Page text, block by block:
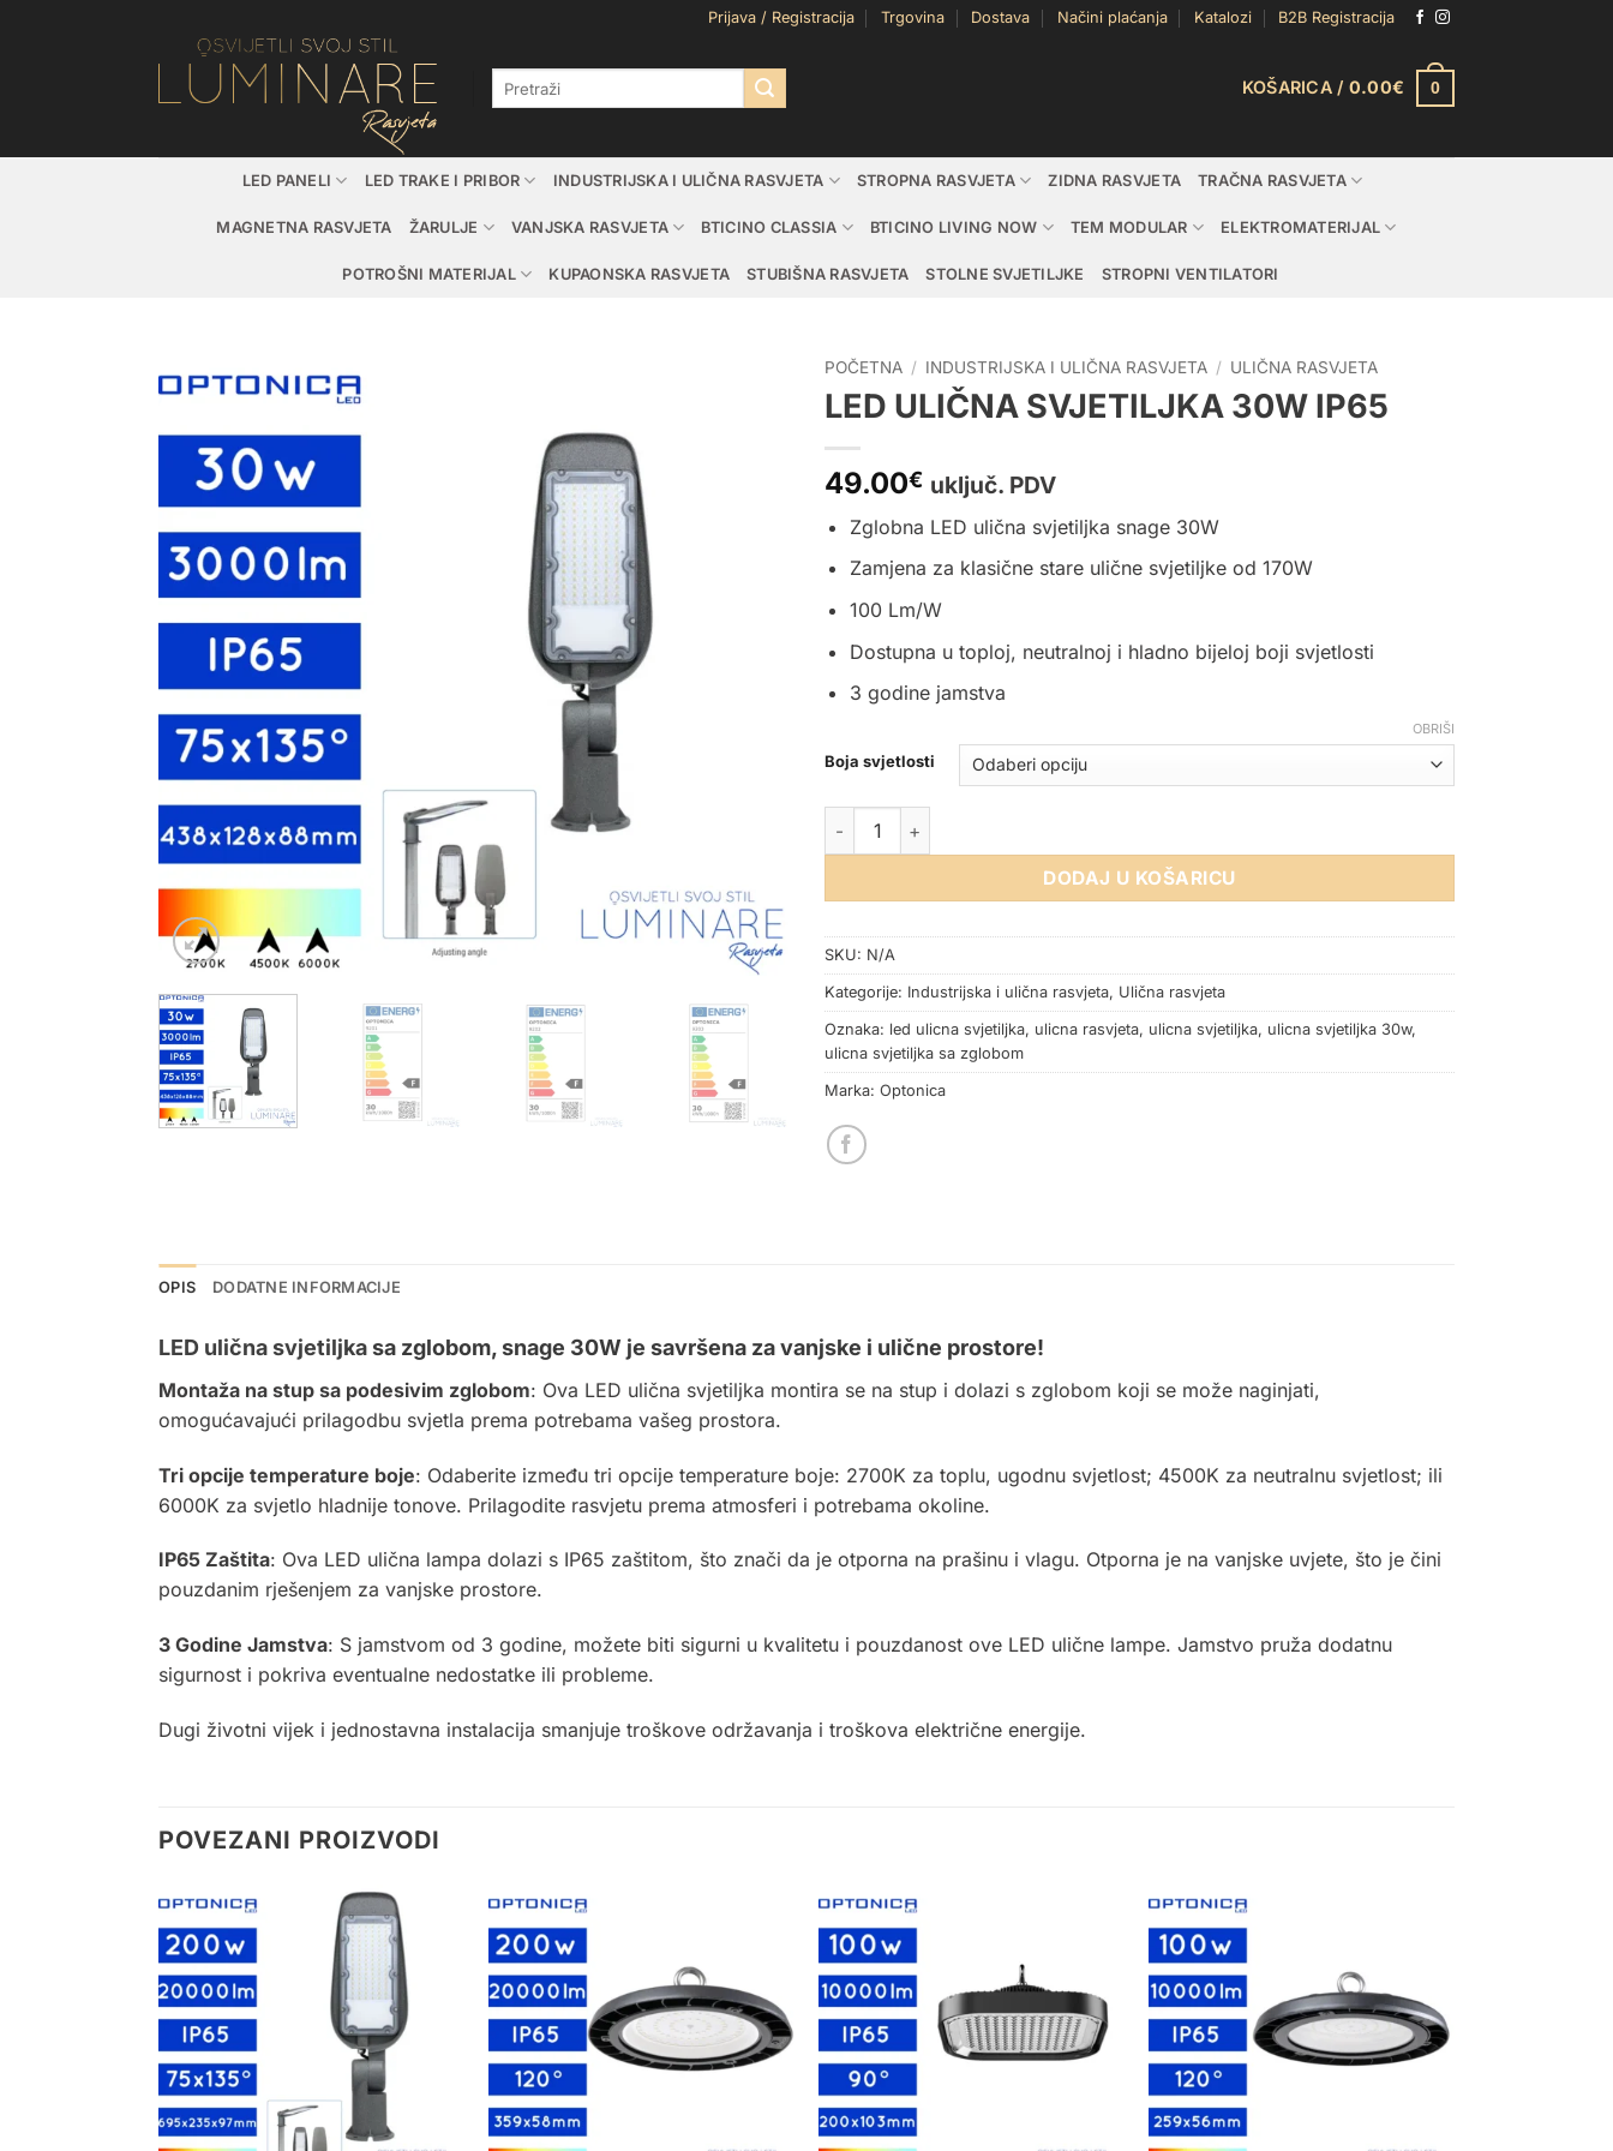
Prijava / Registracija Trgovina Dostava Načini plaćanja Katalozi B2B Registracija
KOŠARICA / 0.00€ 0
LED PANELI LED TRAKE I PRIBOR INDUSTRIJSKA I ULIČNA RASVJETA STROPNA RASVJETA ZIDNA RASVJETA TRAČNA RASVJETA
MAGNETNA RASVJETA ŽARULJE VANJSKA RASVJETA BTICINO CLASSIA BTICINO LIVING NOW TEM MODULAR ELEKTROMATERIJAL
POTROŠNI MATERIJAL KUPAONSKA RASVJETA STUBIŠNA RASVJETA STOLNE SVJETILJKE STROPNI VENTILATORI
POČETNA / INDUSTRIJSKA I ULIČNA RASVJETA / ULIČNA RASVJETA
LED ULIČNA SVJETILJKA 30W IP65
49.00€ uključ. PDV
Zglobna LED ulična svjetiljka snage 30W
Zamjena za klasične stare ulične svjetiljke od 170W
100 Lm/W
Dostupna u toploj, neutralnoj i hladno bijeloj boji svjetlosti
3 godine jamstva
Boja svjetlosti
OBRIŠI
LED ULIČNA SVJETILJKA 30W IP65 količina
DODAJ U KOŠARICU
SKU: N/A
Kategorije: Industrijska i ulična rasvjeta, Ulična rasvjeta
Oznaka: led ulicna svjetiljka, ulicna rasvjeta, ulicna svjetiljka, ulicna svjetiljka 30w,
ulicna svjetiljka sa zglobom
Marka: Optonica
OPIS DODATNE INFORMACIJE
LED ulična svjetiljkasa zglobom, snage 30W je savršena za vanjske i ulične prostore!
Montaža na stup sa podesivim zglobom: Ova LED ulična svjetiljka montira se na stup i dolazi s zglobom koji se može naginjati,
omogućavajući prilagodbu svjetla prema potrebama vašeg prostora.
Tri opcije temperature boje: Odaberite između tri opcije temperature boje: 2700K za toplu, ugodnu svjetlost; 4500K za neutralnu svjetlost; ili
6000K za svjetlo hladnije tonove. Prilagodite rasvjetu prema atmosferi i potrebama okoline.
IP65 Zaštita: Ova LED ulična lampa dolazi s IP65 zaštitom, što znači da je otporna na prašinu i vlagu. Otporna je na vanjske uvjete, što je čini
pouzdanim rješenjem za vanjske prostore.
3 Godine Jamstva: S jamstvom od 3 godine, možete biti sigurni u kvalitetu i pouzdanost ove LED ulične lampe. Jamstvo pruža dodatnu
sigurnost i pokriva eventualne nedostatke ili probleme.
Dugi životni vijek i jednostavna instalacija smanjuje troškove održavanja i troškova električne energije.
POVEZANI PROIZVODI